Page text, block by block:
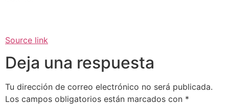
Source link
Deja una respuesta
Tu dirección de correo electrónico no será publicada.
Los campos obligatorios están marcados con *